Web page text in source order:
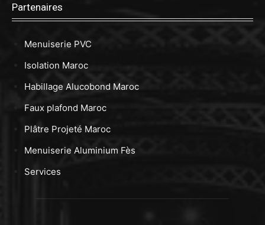
Partenaires
Menuiserie PVC
Isolation Maroc
Habillage Alucobond Maroc
Faux plafond Maroc
Plâtre Projeté Maroc
Menuiserie Aluminium Fès
Services